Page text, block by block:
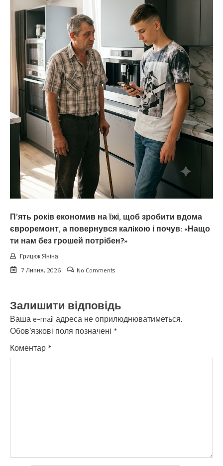
П’ять років економив на їжі, щоб зробити вдома
євроремонт, а повернувся калiкою і почув: «Нащо
ти нам без грошей потрібен?»
Грицюк Яніна
7 Липня, 2026
No Comments
Залишити відповідь
Ваша e-mail адреса не оприлюднюватиметься.
Обов’язкові поля позначені *
Коментар *